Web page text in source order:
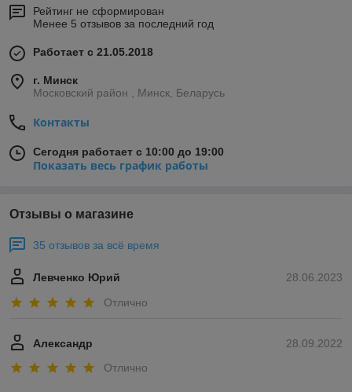
Рейтинг не сформирован
Менее 5 отзывов за последний год
Работает с 21.05.2018
г. Минск
Московский район , Минск, Беларусь
Контакты
Сегодня работает с 10:00 до 19:00
Показать весь график работы
Отзывы о магазине
35 отзывов за всё время
28.06.2023
Левченко Юрий
Отлично
28.09.2022
Александр
Отлично